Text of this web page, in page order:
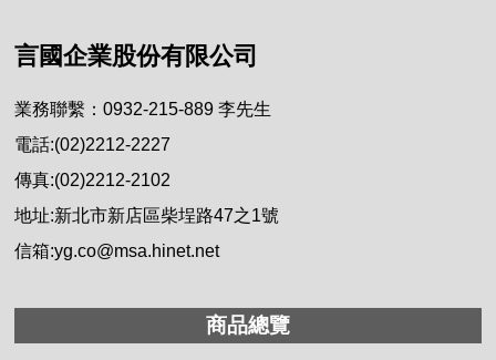
言國企業股份有限公司
業務聯繫：0932-215-889 李先生
電話:(02)2212-2227
傳真:(02)2212-2102
地址:新北市新店區柴埕路47之1號
信箱:yg.co@msa.hinet.net
商品總覽